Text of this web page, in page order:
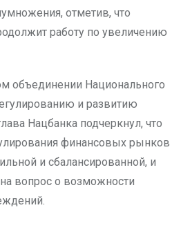
отметив, что
работу по увеличению
объединении Национального
и развитию
Нацбанка подчеркнул, что
финансовых рынков
и сбалансированной, и
вопрос о возможности